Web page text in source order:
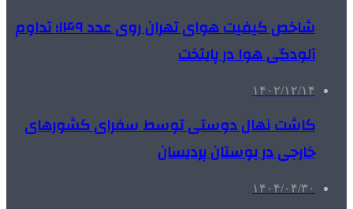
شاخص کیفیت هوای تهران روی عدد ۱۴۹؛ تداوم
آلودگی هوا در پایتخت
۱۴۰۲/۱۲/۱۴
کاشت نهال دوستی توسط سفرای کشورهای
خارجی در بوستان پردیسان
۱۴۰۴/۰۴/۳۰